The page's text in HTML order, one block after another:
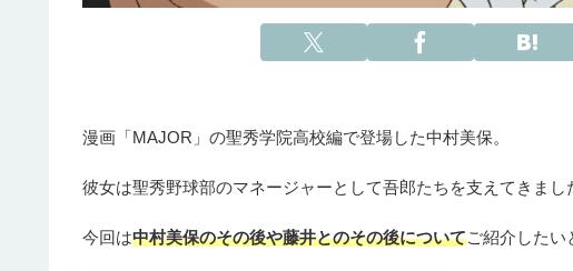
漫画「MAJOR」の聖秀学院高校編で登場した中村美保。
彼女は聖秀野球部のマネージャーとして吾郎たちを支えてきまし
今回は中村美保のその後や藤井とのその後についてご紹介したい